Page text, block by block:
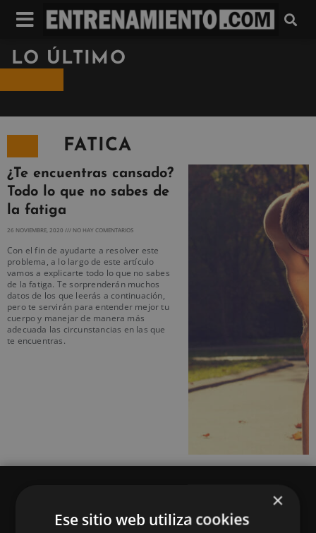
LO ÚLTIMO
FATICA
¿Te encuentras cansado?
Todo lo que no sabes de
la fatiga
26 NOVIEMBRE, 2020 NO HAY COMENTARIOS
Con el fin de ayudarte a resolver este
problema, a lo largo de este artículo
vamos a explicarte todo lo que no sabes
de la fatiga. Te sorprenderán muchos
datos de los que leerás a continuación,
pero te servirán para entender mejor tu
cuerpo y manejar de manera más
adecuada las circunstancias en las que
te encuentras.
×
Ese sitio web utiliza cookies